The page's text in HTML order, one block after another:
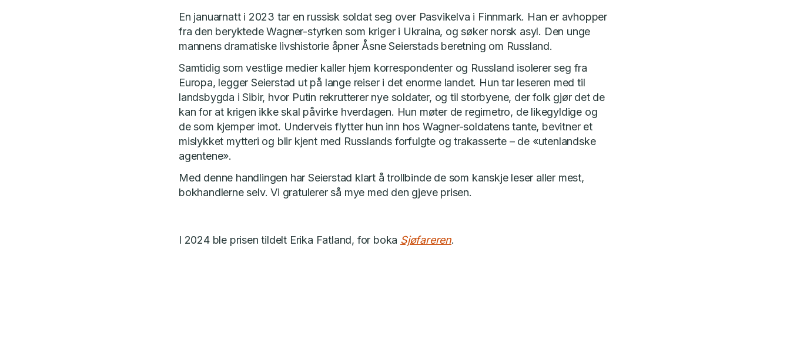
En januarnatt i 2023 tar en russisk soldat seg over Pasvikelva i Finnmark. Han er avhopper
fra den beryktede Wagner-styrken som kriger i Ukraina, og søker norsk asyl. Den unge
mannens dramatiske livshistorie åpner Åsne Seierstads beretning om Russland.
Samtidig som vestlige medier kaller hjem korrespondenter og Russland isolerer seg fra
Europa, legger Seierstad ut på lange reiser i det enorme landet. Hun tar leseren med til
landsbygda i Sibir, hvor Putin rekrutterer nye soldater, og til storbyene, der folk gjør det de
kan for at krigen ikke skal påvirke hverdagen. Hun møter de regimetro, de likegyldige og
de som kjemper imot. Underveis flytter hun inn hos Wagner-soldatens tante, bevitner et
mislykket mytteri og blir kjent med Russlands forfulgte og trakasserte – de «utenlandske
agentene».
Med denne handlingen har Seierstad klart å trollbinde de som kanskje leser aller mest,
bokhandlerne selv. Vi gratulerer så mye med den gjeve prisen.
I 2024 ble prisen tildelt Erika Fatland, for boka Sjøfareren.